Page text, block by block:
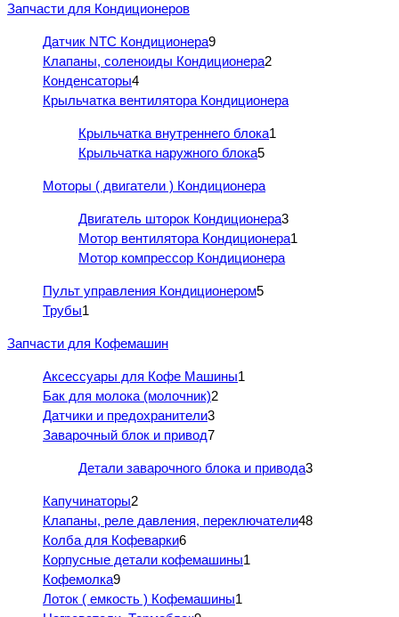
Запчасти для Кондиционеров
Датчик NTC Кондиционера9
Клапаны, соленоиды Кондиционера2
Конденсаторы4
Крыльчатка вентилятора Кондиционера
Крыльчатка внутреннего блока1
Крыльчатка наружного блока5
Моторы ( двигатели ) Кондиционера
Двигатель шторок Кондиционера3
Мотор вентилятора Кондиционера1
Мотор компрессор Кондиционера
Пульт управления Кондиционером5
Трубы1
Запчасти для Кофемашин
Аксессуары для Кофе Машины1
Бак для молока (молочник)2
Датчики и предохранители3
Заварочный блок и привод7
Детали заварочного блока и привода3
Капучинаторы2
Клапаны, реле давления, переключатели48
Колба для Кофеварки6
Корпусные детали кофемашины1
Кофемолка9
Лоток ( емкость ) Кофемашины1